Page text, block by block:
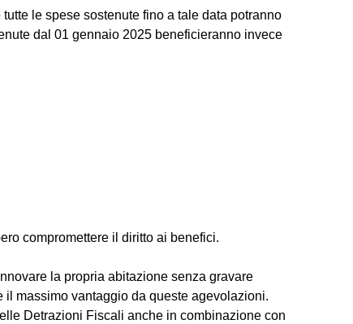
le spese sostenute fino a tale data potranno
dal 01 gennaio 2025 beneficieranno invece
compromettere il diritto ai benefici.
la propria abitazione senza gravare
massimo vantaggio da queste agevolazioni.
Detrazioni Fiscali anche in combinazione con